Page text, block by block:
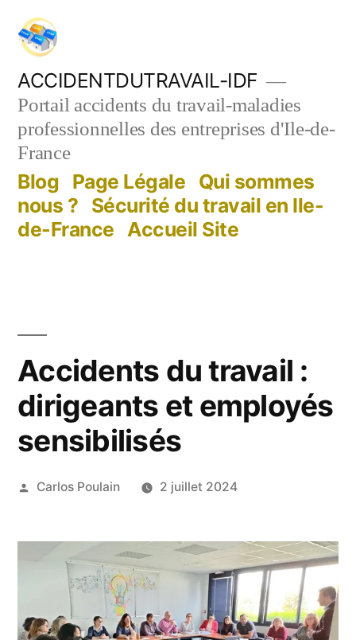
Aller
contenu
ACCIDENTDUTRAVAIL-IDF
Portail accidents du travail-maladies
professionnelles des entreprises d'Ile-de-
France
Blog Page Légale Qui sommes
nous ? Sécurité du travail en Ile-
de-France Accueil Site
Accidents du travail :
dirigeants et employés
sensibilisés
Publié
Carlos Poulain 2 juillet 2024